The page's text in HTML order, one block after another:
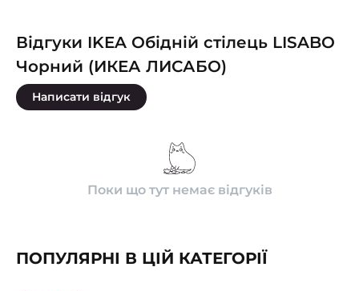
Відгуки IKEA Обідній стілець LISABO
Чорний (ИКЕА ЛИСАБО)
Написати відгук
Поки що тут немає відгуків
ПОПУЛЯРНІ В ЦІЙ КАТЕГОРІЇ